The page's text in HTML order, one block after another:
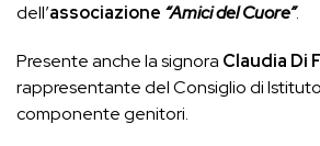
dell’associazione “Amici del Cuore”.
Presente anche la signora Claudia Di
rappresentante del Consiglio di
componente genitori.